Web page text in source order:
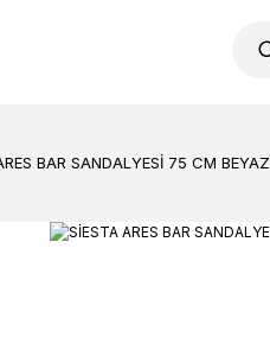
BAR SANDALYESİ 75 CM BEYAZ